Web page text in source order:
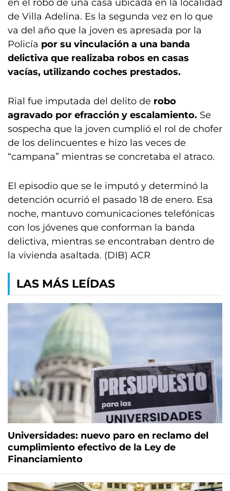
en el robo de una casa ubicada en la localidad
de Villa Adelina. Es la segunda vez en lo que
va del año que la joven es apresada por la
Policía por su vinculación a una banda
delictiva que realizaba robos en casas
vacías, utilizando coches prestados.
Rial fue imputada del delito de robo
agravado por efracción y escalamiento. Se
sospecha que la joven cumplió el rol de chofer
de los delincuentes e hizo las veces de
“campana” mientras se concretaba el atraco.
El episodio que se le imputó y determinó la
detención ocurrió el pasado 18 de enero. Esa
noche, mantuvo comunicaciones telefónicas
con los jóvenes que conforman la banda
delictiva, mientras se encontraban dentro de
la vivienda asaltada. (DIB) ACR
LAS MÁS LEÍDAS
Universidades: nuevo paro en reclamo del
cumplimiento efectivo de la Ley de
Financiamiento